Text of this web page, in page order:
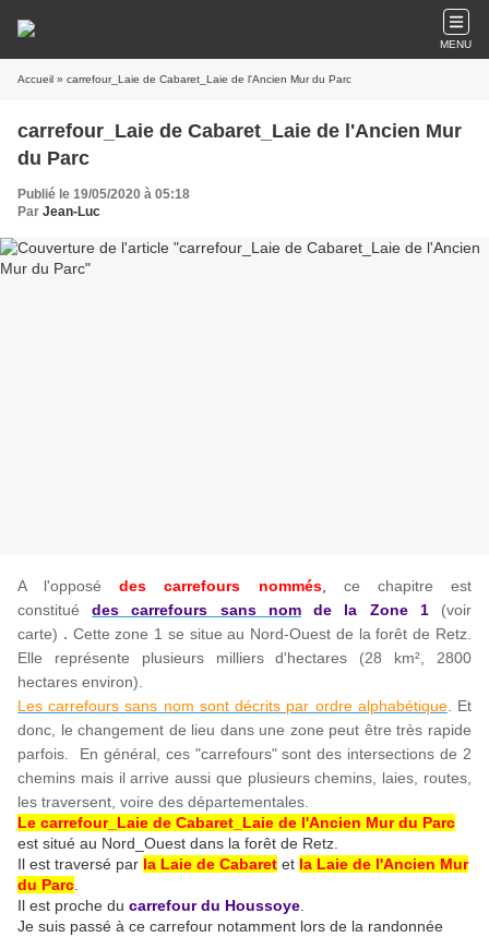
MENU
Accueil » carrefour_Laie de Cabaret_Laie de l'Ancien Mur du Parc
carrefour_Laie de Cabaret_Laie de l'Ancien Mur
du Parc
Publié le 19/05/2020 à 05:18
Par Jean-Luc
A l'opposé des carrefours nommés,
ce chapitre est
constitué
des carrefours sans nomde la Zone 1
(voir
carte) . Cette zone 1 se situe au Nord-Ouest de la forêt de Retz.
Elle représente plusieurs milliers d'hectares (28 km², 2800
hectares environ).
Les carrefours sans nom sont décrits par ordre alphabétique. Et
donc, le changement de lieu dans une zone peut être très rapide
parfois. En général, ces "carrefours" sont des intersections de 2
chemins mais il arrive aussi que plusieurs chemins, laies, routes,
les traversent, voire des départementales.
Le carrefour_Laie de Cabaret_Laie de l'Ancien Mur du Parc
est situé au Nord_Ouest dans la forêt de Retz.
Il est traversé par la Laie de Cabaret et la Laie de l'Ancien Mur
du Parc
Il est proche du carrefour du Houssoye
Je suis passé à ce carrefour notamment lors de la randonnée